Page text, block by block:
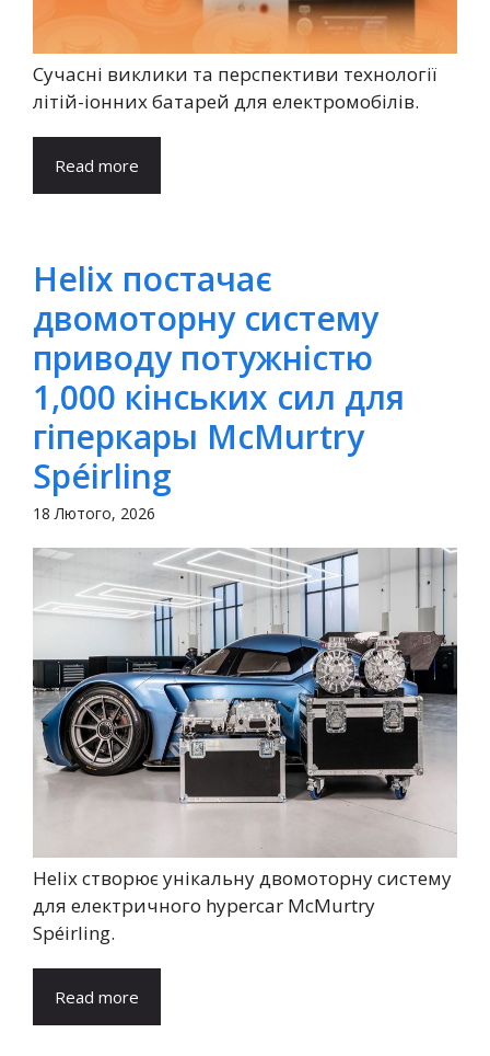
Сучасні виклики та перспективи технології
літій-іонних батарей для електромобілів.
Read more
Helix постачає
двомоторну систему
приводу потужністю
1,000 кінських сил для
гіперкары McMurtry
Spéirling
18 Лютого, 2026
Helix створює унікальну двомоторну систему
для електричного hypercar McMurtry
Spéirling.
Read more